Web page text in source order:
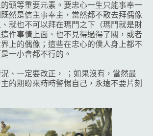
頭等重要元素。要忠心一生只能事奉一
然是信主事奉主，當然都不敢去拜偶像
就也不可以拜在瑪門之下（瑪門就是財
件事情上面、也不見得過得了關，或者
上的偶像；這些在忠心的僕人身上都不
一小會都不行的。
、一定要改正， ；如果沒有，當然最
的期盼來時時警惕自己，永遠不要片刻